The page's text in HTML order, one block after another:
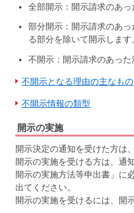
全部開示：開示請求のあっ
部分開示：開示請求のあ
る部分を除いて開示します
不開示：開示請求のあった
不開示となる理由の主なもの
不開示情報の類型
開示の実施
開示決定の通知を受けた方は
開示の実施を受ける方は、通
開示の実施方法等申出書」に
出てください。
開示の実施を受けるには、開